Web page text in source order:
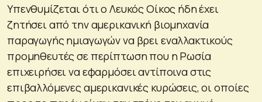
Υπενθυμίζεται ότι ο Λευκός Οίκος ήδη έχει
ζητήσει από την αμερικανική βιομηχανία
παραγωγής ημιαγωγών να βρει εναλλακτικούς
προμηθευτές σε περίπτωση που η Ρωσία
επιχειρήσει να εφαρμόσει αντίποινα στις
επιβαλλόμενες αμερικανικές κυρώσεις, οι οποίες